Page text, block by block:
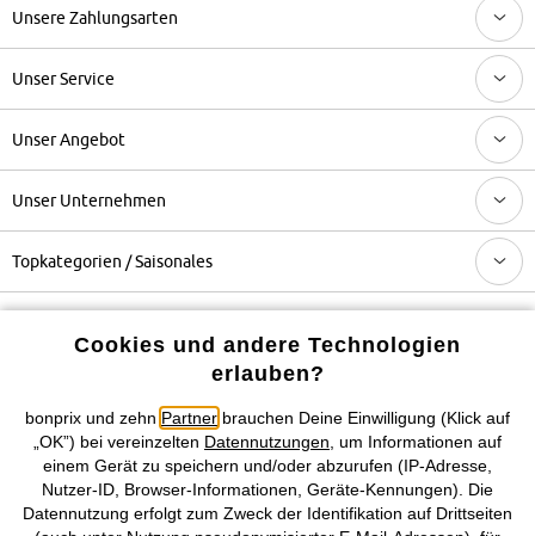
Unsere Zahlungsarten
Unser Service
Unser Angebot
Unser Unternehmen
Topkategorien / Saisonales
Mehr von bonprix auf
Preisangaben inkl. gesetzl. MwSt. und zzgl.Service- &
Versandkosten
AGB Datenschutz Cookie-Einstellungen Impressum
Cookies und andere Technologien
erlauben?
bonprix und zehn Partner brauchen Deine Einwilligung (Klick auf
„OK”) bei vereinzelten Datennutzungen , um Informationen auf
einem Gerät zu speichern und/oder abzurufen (IP-Adresse,
Nutzer-ID, Browser-Informationen, Geräte-Kennungen). Die
Datennutzung erfolgt zum Zweck der Identifikation auf Drittseiten